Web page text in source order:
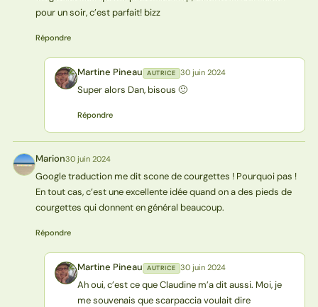
pour un soir, c’est parfait! bizz
Répondre
MP Martine Pineau AUTRICE 30 juin 2024
Super alors Dan, bisous 🙂
Répondre
M Marion30 juin 2024
Google traduction me dit scone de courgettes ! Pourquoi pas !
En tout cas, c’est une excellente idée quand on a des pieds de
courgettes qui donnent en général beaucoup.
Répondre
MP Martine Pineau AUTRICE 30 juin 2024
Ah oui, c’est ce que Claudine m’a dit aussi. Moi, je
me souvenais que scarpaccia voulait dire